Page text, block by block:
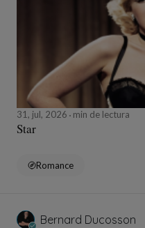
31, jul, 2026 min de lectura
Star
Romance
Bernard Ducosson